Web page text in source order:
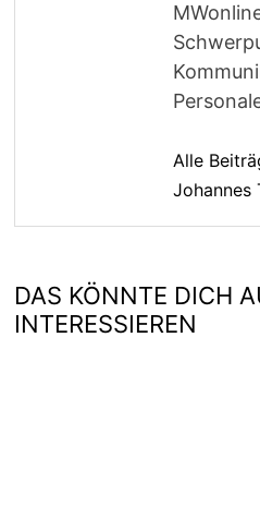
Alle
Johannes
DAS KÖNNTE DICH
INTERESSIEREN